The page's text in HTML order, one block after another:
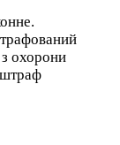
з охорони